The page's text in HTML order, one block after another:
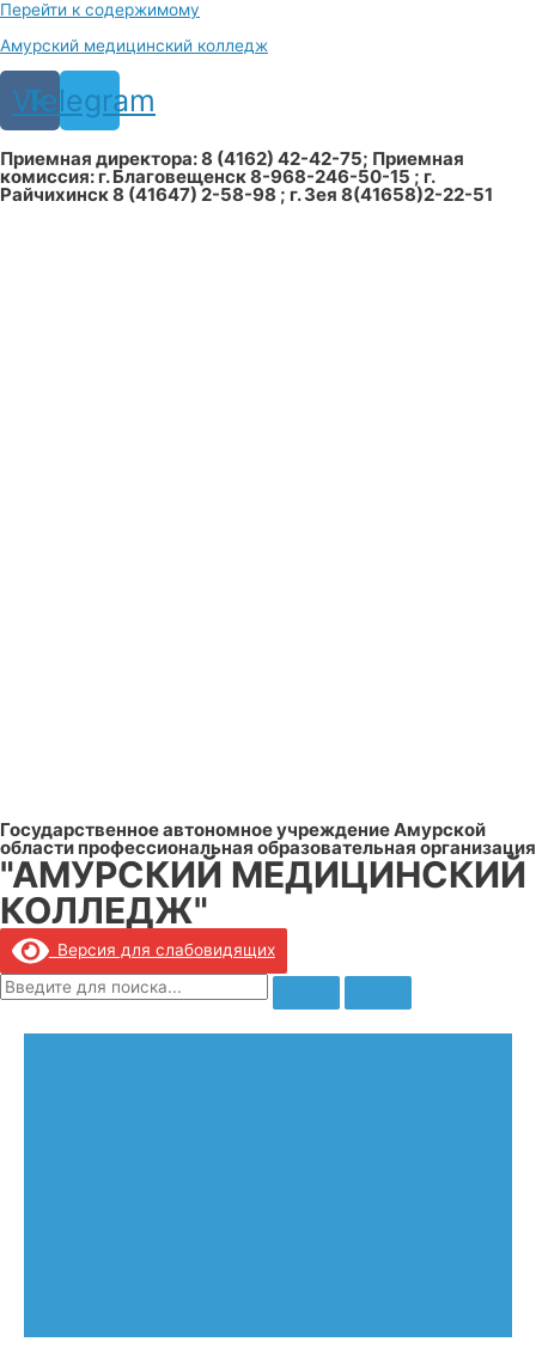
Перейти к содержимому
Амурский медицинский колледж
Vk
Telegram
Приемная директора: 8 (4162) 42-42-75; Приемная
комиссия: г. Благовещенск 8-968-246-50-15 ; г.
Райчихинск 8 (41647) 2-58-98 ; г. Зея 8(41658)2-22-51
Государственное автономное учреждение Амурской
области профессиональная образовательная организация
"АМУРСКИЙ МЕДИЦИНСКИЙ
КОЛЛЕДЖ"
Версия для слабовидящих